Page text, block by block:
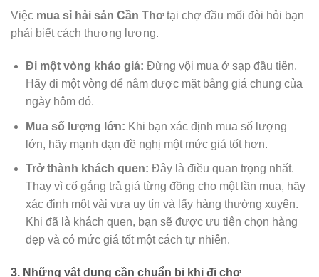
Việc mua sỉ hải sản Cần Thơtại chợ đầu mối đòi hỏi bạn
phải biết cách thương lượng.
Đi một vòng khảo giá: Đừng vội mua ở sạp đầu tiên.
Hãy đi một vòng để nắm được mặt bằng giá chung của
ngày hôm đó.
Mua số lượng lớn: Khi bạn xác định mua số lượng
lớn, hãy mạnh dạn đề nghị một mức giá tốt hơn.
Trở thành khách quen: Đây là điều quan trọng nhất.
Thay vì cố gắng trả giá từng đồng cho một lần mua, hãy
xác định một vài vựa uy tín và lấy hàng thường xuyên.
Khi đã là khách quen, bạn sẽ được ưu tiên chọn hàng
đẹp và có mức giá tốt một cách tự nhiên.
3. Những vật dụng cần chuẩn bị khi đi chợ